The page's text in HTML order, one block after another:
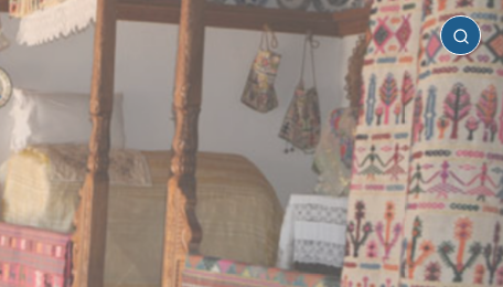
Κάρπαθος